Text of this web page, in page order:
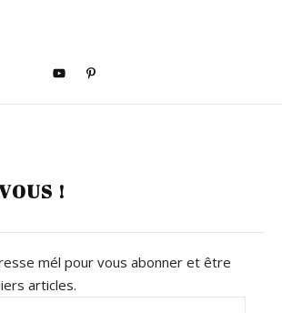
!
mél pour vous abonner et être
articles.